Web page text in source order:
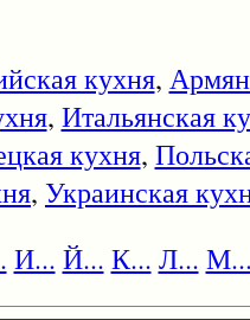
кухня,
, Итальянская
кухня,
, Украинская
И... Й... К... Л... М...